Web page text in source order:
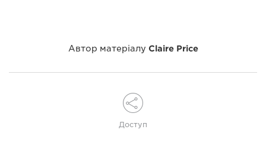
Автор матеріалу Claire Price
Доступ